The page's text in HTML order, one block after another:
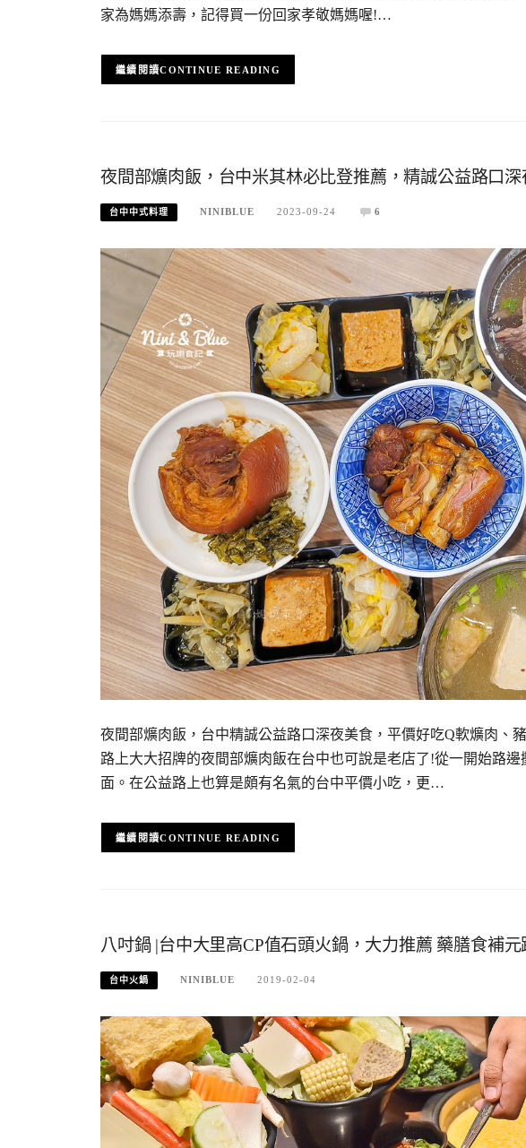
家為媽媽添壽，記得買一份回家孝敬媽媽喔!…
CONTINUE READING
夜間部爌肉飯，台中米其林必比登推薦，精誠公益路口
台中中式料理 NINIBLUE 2023-09-24 6
夜間部爌肉飯，台中精誠公益路口深夜美食，平價好吃Q軟爌肉、
路上大大招牌的夜間部爌肉飯在台中也可說是老店了!從一開始路
面。在公益路上也算是頗有名氣的台中平價小吃，更…
CONTINUE READING
八吋鍋 |台中大里高CP值石頭火鍋，大力推薦 藥膳食補
台中火鍋 NINIBLUE 2019-02-04